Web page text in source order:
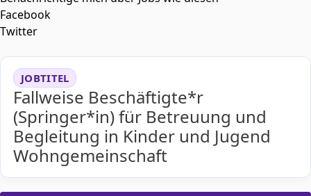
Facebook
Twitter
JOBTITEL
Fallweise Beschäftigte*r
(Springer*in) für Betreuung und
Begleitung in Kinder und Jugend
Wohngemeinschaft